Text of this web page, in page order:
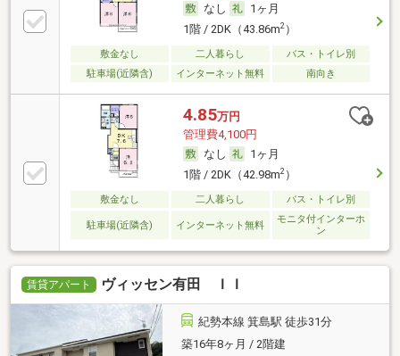
なし
1ヶ月
1階 / 2DK（43.86m2）
敷金なし 二人暮らし
バス・トイレ別
駐車場(近隣含)
インターネット無料 南向き
4.85万円
管理費4,100円
なし
1ヶ月
1階 / 2DK（42.98m2）
敷金なし 二人暮らし バス・トイレ別
駐車場(近隣含) インターネット無料
モニタ付インターホ
ン
賃貸アパート ヴィッセン有田 ＩＩ
紀勢本線 箕島駅 徒歩31分
築16年8ヶ月 / 2階建